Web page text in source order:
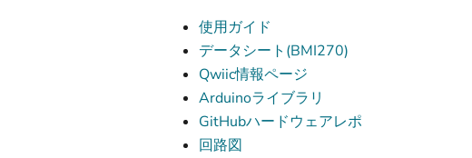
使用ガイド
データシート(BMI270)
Qwiic情報ページ
Arduinoライブラリ
GitHubハードウェアレポ
回路図